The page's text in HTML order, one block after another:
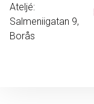
Ateljé:
Salmeniigatan 9,
Borås